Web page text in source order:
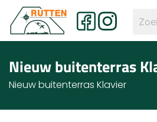
Nieuw buitenterras
Nieuw buitenterras Klavier